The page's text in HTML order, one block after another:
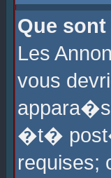
Que
Les
vous
�t�
requises;